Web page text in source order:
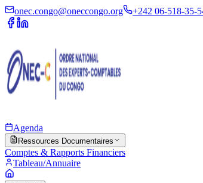
onec.congo@oneccongo.org +242 06-518-35-
Agenda
Ressources Documentaires
Comptes & Rapports Financiers
Tableau/Annuaire